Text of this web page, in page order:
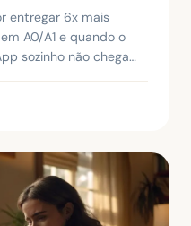
entregar 6x mais
A0/A1 e quando o
sozinho não chega